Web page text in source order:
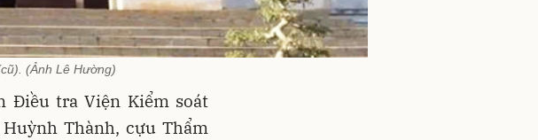
(Ảnh Lê Hường)
Điều tra Viện Kiểm soát
Thành, cựu Thẩm